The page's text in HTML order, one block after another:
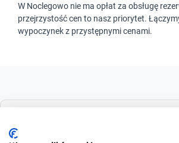
W Noclegowo nie ma opłat za obsługę
przejrzystość cen to nasz priorytet.
wypoczynek z przystępnymi cenami.